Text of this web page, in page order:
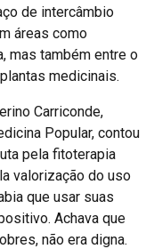
de intercâmbio
áreas como
mas também entre o
medicinais.
Carriconde,
Popular, contou
pela fitoterapia
valorização do uso
que usar suas
Achava que
não era digna.